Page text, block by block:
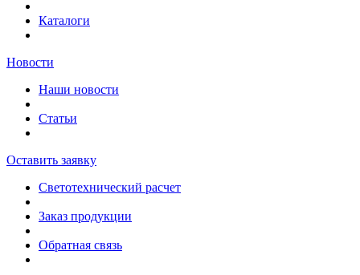
Каталоги
Новости
Наши новости
Статьи
Оставить заявку
Светотехнический расчет
Заказ продукции
Обратная связь